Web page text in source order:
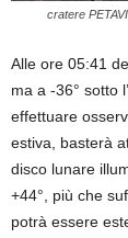
cratere
Alle ore 05:41
ma a -36° sotto
effettuare
estiva, basterà
disco lunare
+44°, più che
potrà essere